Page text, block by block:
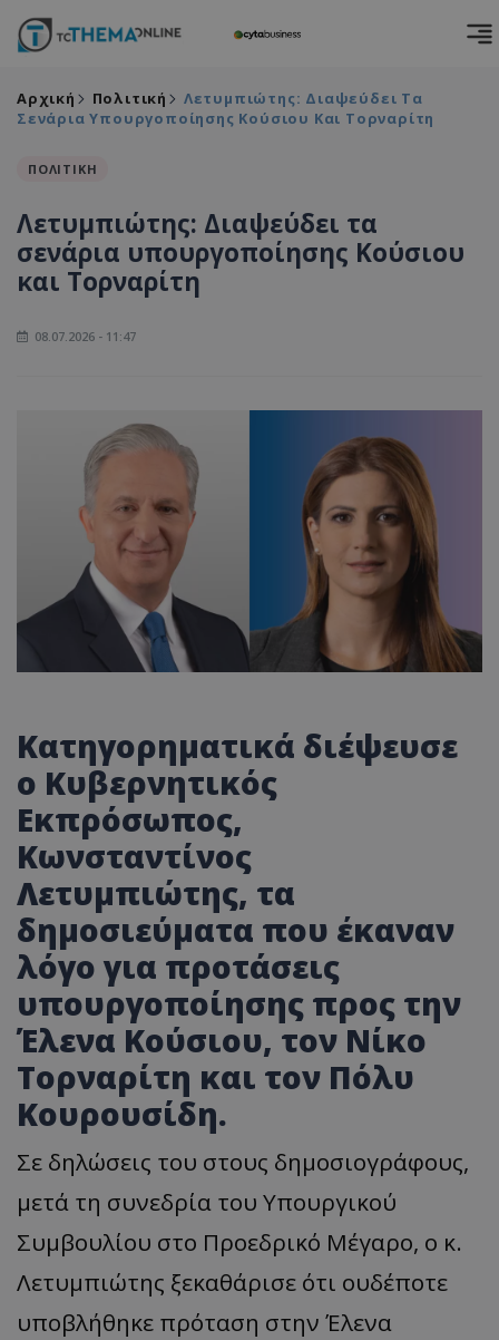
Αρχική Πολιτική
Λετυμπιώτης: Διαψεύδει Τα
Σενάρια Υπουργοποίησης Κούσιου Και Τορναρίτη
ΠΟΛΙΤΙΚΗ
Λετυμπιώτης: Διαψεύδει τα
σενάρια υπουργοποίησης Κούσιου
και Τορναρίτη
08.07.2026 - 11:47
Κατηγορηματικά διέψευσε
ο Κυβερνητικός
Εκπρόσωπος,
Κωνσταντίνος
Λετυμπιώτης, τα
δημοσιεύματα που έκαναν
λόγο για προτάσεις
υπουργοποίησης προς την
Έλενα Κούσιου, τον Νίκο
Τορναρίτη και τον Πόλυ
Κουρουσίδη.
Σε δηλώσεις του στους δημοσιογράφους,
μετά τη συνεδρία του Υπουργικού
Συμβουλίου στο Προεδρικό Μέγαρο, ο κ.
Λετυμπιώτης ξεκαθάρισε ότι ουδέποτε
υποβλήθηκε πρόταση στην Έλενα